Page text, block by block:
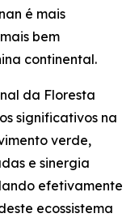
é mais
bem
continental.
da Floresta
significativos na
verde,
e sinergia
efetivamente
ecossistema